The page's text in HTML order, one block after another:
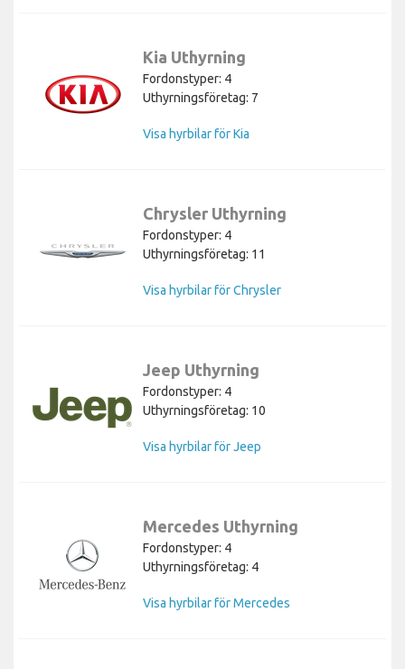
Kia Uthyrning
Fordonstyper: 4
Uthyrningsföretag: 7
Visa hyrbilar för Kia
Chrysler Uthyrning
Fordonstyper: 4
Uthyrningsföretag: 11
Visa hyrbilar för Chrysler
Jeep Uthyrning
Fordonstyper: 4
Uthyrningsföretag: 10
Visa hyrbilar för Jeep
Mercedes Uthyrning
Fordonstyper: 4
Uthyrningsföretag: 4
Visa hyrbilar för Mercedes